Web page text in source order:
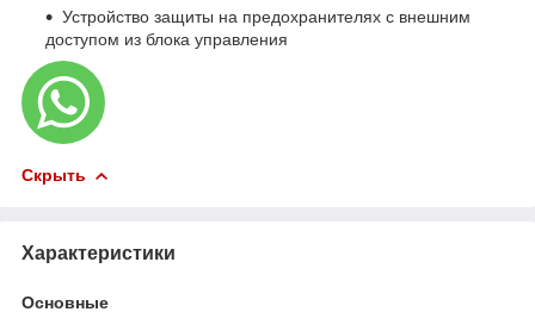
Устройство защиты на предохранителях с внешним
доступом из блока управления
Скрыть
Характеристики
Основные